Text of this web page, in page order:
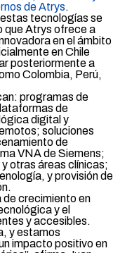
de Atrys.
tecnologías se
que Atrys ofrece a
en el ámbito
en Chile
posteriormente a
Colombia, Perú,
programas de
de
digital y
soluciones
de
VNA de Siemens;
otras áreas clínicas;
y provisión de
crecimiento en
y el
y accesibles.
y estamos
impacto positivo en